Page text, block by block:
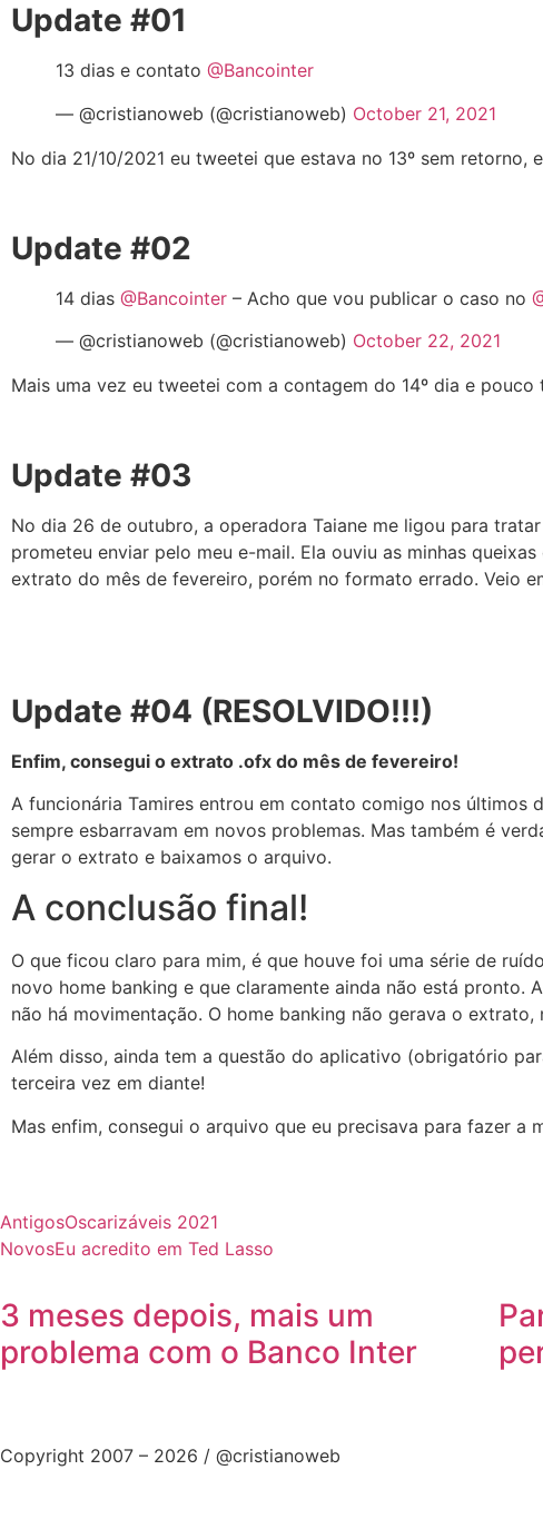
Update #01
13 dias e contato @Bancointer
— @cristianoweb (@cristianoweb) October 21, 2021
No dia 21/10/2021 eu tweetei que estava no 13º sem
Update #02
14 dias @Bancointer – Acho que vou publicar o caso no
— @cristianoweb (@cristianoweb) October 22, 2021
Mais uma vez eu tweetei com a contagem do 14º dia e
Update #03
No dia 26 de outubro, a operadora Taiane me ligou para
prometeu enviar pelo meu e-mail. Ela ouviu as minhas
extrato do mês de fevereiro, porém no formato errado. Veio
Update #04 (RESOLVIDO!!!)
Enfim, consegui o extrato .ofx do mês de fevereiro!
A funcionária Tamires entrou em contato comigo nos últimos
sempre esbarravam em novos problemas. Mas também é
gerar o extrato e baixamos o arquivo.
A conclusão final!
O que ficou claro para mim, é que houve foi uma série de
novo home banking e que claramente ainda não está
não há movimentação. O home banking não gerava o
Além disso, ainda tem a questão do aplicativo (obrigatório
terceira vez em diante!
Mas enfim, consegui o arquivo que eu precisava para fazer a
AntigosOscarizáveis 2021
NovosEu acredito em Ted Lasso
3 meses depois, mais um
problema com o Banco Inter
Copyright 2007 – 2026 / @cristianoweb